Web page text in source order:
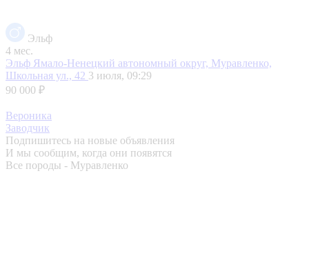
Эльф
4 мес.
Эльф Ямало-Ненецкий автономный округ, Муравленко,
Школьная ул., 42 3 июля, 09:29
90 000 ₽
Вероника
Заводчик
Подпишитесь на новые объявления
И мы сообщим, когда они появятся
Все породы - Муравленко